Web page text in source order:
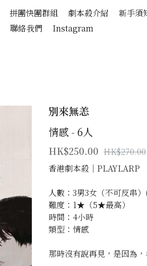
拼團快團群組 劇本殺介紹 新手須
聯絡我們 Instagram
別來無恙
情感 - 6人
HK$250.00 HK$270.00
香港劇本殺│PLAYLARP
人數：3男3女（不可反串
難度：1★（5★最高）
時間：4小時
類型：情感
那時沒有說再見，是因為